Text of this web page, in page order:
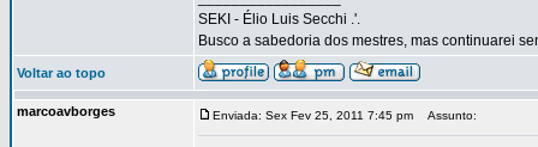
SEKI - Élio Luis Secchi .'.
Busco a sabedoria dos mestres, mas continuarei
Voltar ao topo
marcoavborges Enviada: Sex Fev 25, 2011 7:45 pm Assunto: